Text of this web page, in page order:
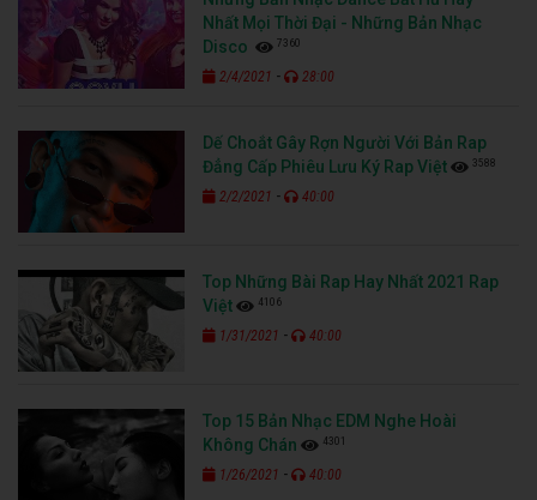
Nhất Mọi Thời Đại - Những Bản Nhạc
Disco
7360
2/4/2021 - 28:00
Dế Choắt Gây Rợn Người Với Bản Rap
Đẳng Cấp Phiêu Lưu Ký Rap Việt
3588
2/2/2021 - 40:00
Top Những Bài Rap Hay Nhất 2021 Rap
Việt
4106
1/31/2021 - 40:00
Top 15 Bản Nhạc EDM Nghe Hoài
Không Chán
4301
1/26/2021 - 40:00